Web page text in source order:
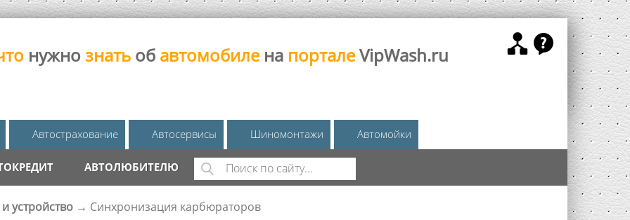
нужно знать об автомобиле на порталеVipWash.ru
Автострахование Автосервисы Шиномонтажи Автомойки
АВТОЛЮБИТЕЛЮ
ФОРМА ПОИСКА
Поиск
устройство → Синхронизация карбюраторов